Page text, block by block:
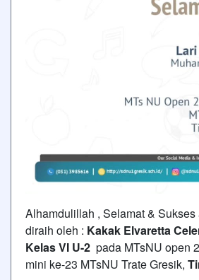
Alhamdulillah , Selamat & Sukses
diraih oleh : Kakak Elvaretta
Kelas VI U-2 pada MTsNU open
mini ke-23 MTsNU Trate Gresik,